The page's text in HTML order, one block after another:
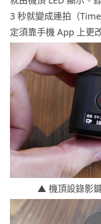
3 秒就變成連拍（
定須靠手機 App 上更
▲ 機頂設錄影